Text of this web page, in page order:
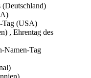
(Deutschland)
Tag (USA)
, Ehrentag des
Namen-Tag